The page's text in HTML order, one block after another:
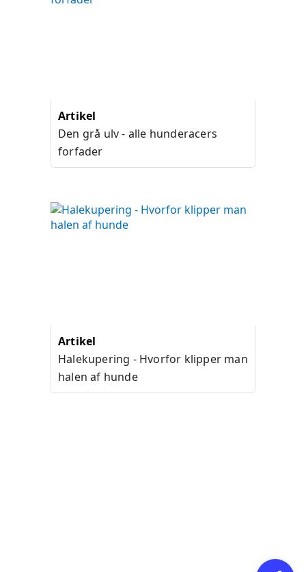
Artikel
Den grå ulv - alle hunderacers
forfader
Artikel
Halekupering - Hvorfor klipper man
halen af hunde